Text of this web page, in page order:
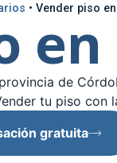
• Vender piso
de
tu piso con
gratuita